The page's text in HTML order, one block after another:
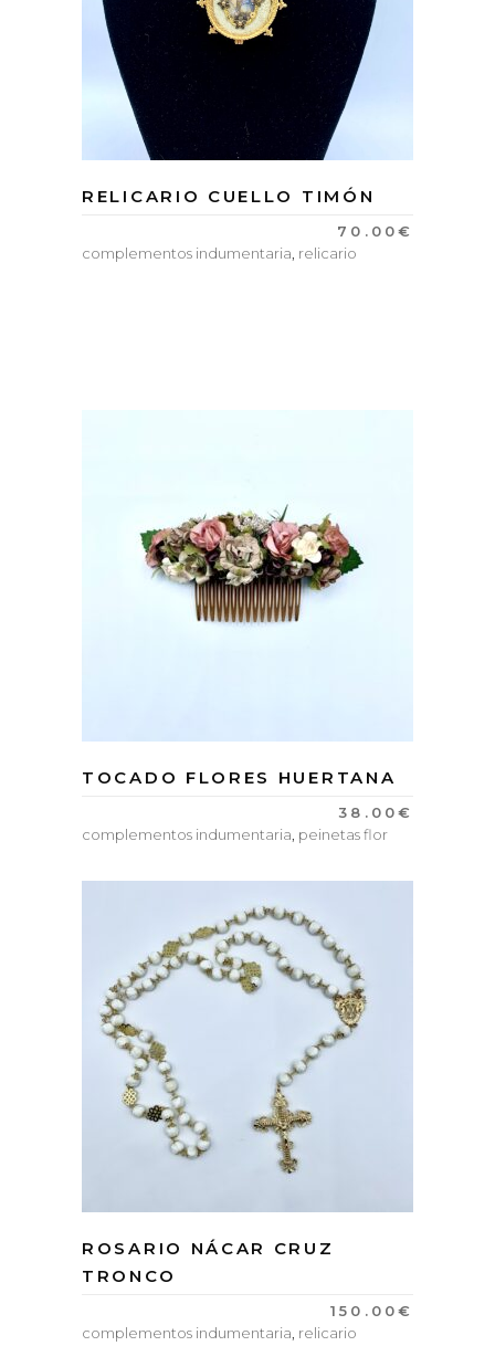
RELICARIO CUELLO TIMÓN
70.00€
complementos indumentaria relicario
TOCADO FLORES HUERTANA
38.00€
complementos indumentaria peinetas flor
ROSARIO NÁCAR CRUZ
TRONCO
150.00€
complementos indumentaria relicario